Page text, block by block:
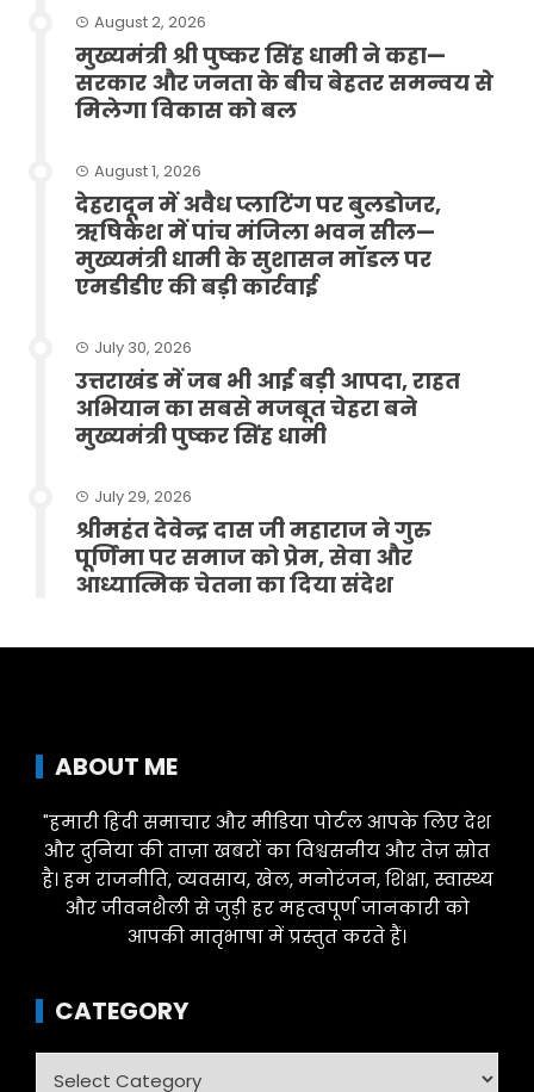
August 2, 2026
मुख्यमंत्री श्री पुष्कर सिंह धामी ने कहा—
सरकार और जनता के बीच बेहतर समन्वय से
मिलेगा विकास को बल
August 1, 2026
देहरादून में अवैध प्लाटिंग पर बुलडोजर,
ऋषिकेश में पांच मंजिला भवन सील—
मुख्यमंत्री धामी के सुशासन मॉडल पर
एमडीडीए की बड़ी कार्रवाई
July 30, 2026
उत्तराखंड में जब भी आई बड़ी आपदा, राहत
अभियान का सबसे मजबूत चेहरा बने
मुख्यमंत्री पुष्कर सिंह धामी
July 29, 2026
श्रीमहंत देवेन्द्र दास जी महाराज ने गुरु
पूर्णिमा पर समाज को प्रेम, सेवा और
आध्यात्मिक चेतना का दिया संदेश
ABOUT ME
"हमारी हिंदी समाचार और मीडिया पोर्टल आपके लिए देश
और दुनिया की ताज़ा खबरों का विश्वसनीय और तेज़ स्रोत
है। हम राजनीति, व्यवसाय, खेल, मनोरंजन, शिक्षा, स्वास्थ्य
और जीवनशैली से जुड़ी हर महत्वपूर्ण जानकारी को
आपकी मातृभाषा में प्रस्तुत करते हैं।
CATEGORY